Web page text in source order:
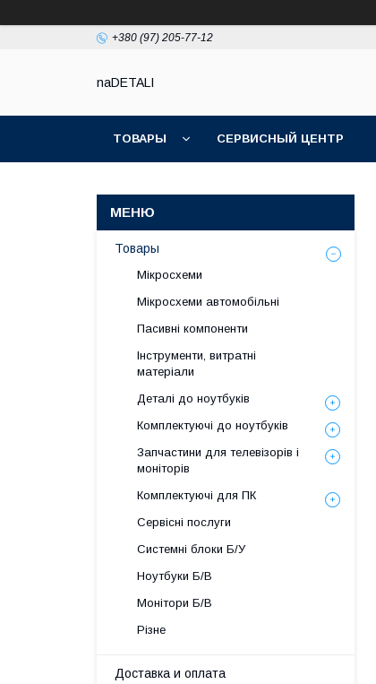
+380 (97) 205-77-12
naDETALI
ТОВАРЫ СЕРВИСНЫЙ ЦЕНТР
Товары
Мікросхеми
Мікросхеми автомобільні
Пасивні компоненти
Інструменти, витратні
матеріали
Деталі до ноутбуків
Комплектуючі до ноутбуків
Запчастини для телевізорів і
моніторів
Комплектуючі для ПК
Сервісні послуги
Системні блоки Б/У
Ноутбуки Б/В
Монітори Б/В
Різне
Доставка и оплата